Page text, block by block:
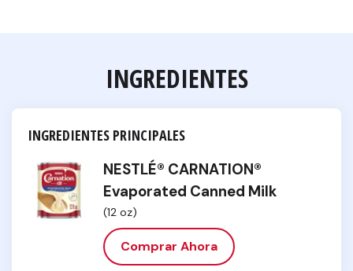
INGREDIENTES
INGREDIENTES PRINCIPALES
NESTLÉ® CARNATION®
Evaporated Canned Milk
(12 oz)
Comprar Ahora